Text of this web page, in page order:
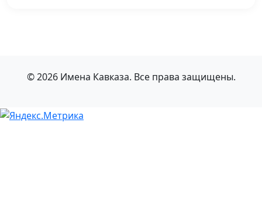
© 2026 Имена Кавказа. Все права защищены.